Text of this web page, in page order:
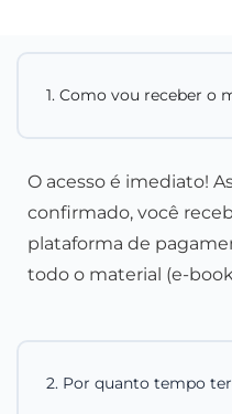
1. Como vou receber o
O acesso é imediato!
confirmado, você
plataforma de
todo o material (e-
2. Por quanto tempo